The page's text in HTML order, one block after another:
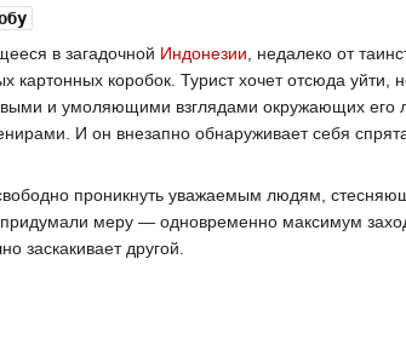
в загадочной Индонезии, недалеко от
коробок. Турист хочет отсюда уйти,
и умоляющими взглядами окружающих его
И он внезапно обнаруживает себя
проникнуть уважаемым людям,
меру — одновременно максимум
заскакивает другой.